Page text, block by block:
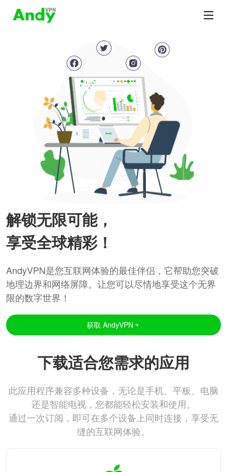
解锁无限可能，
享受全球精彩！
AndyVPN是您互联网体验的最佳伴侣，它帮助您突破
地理边界和网络屏障。让您可以尽情地享受这个无界
限的数字世界！
获取 AndyVPN
下载适合您需求的应用
此应用程序兼容多种设备，无论是手机、平板、电脑
还是智能电视，您都能轻松安装和使用。
通过一次订阅，即可在多个设备上同时连接，享受无
缝的互联网体验。